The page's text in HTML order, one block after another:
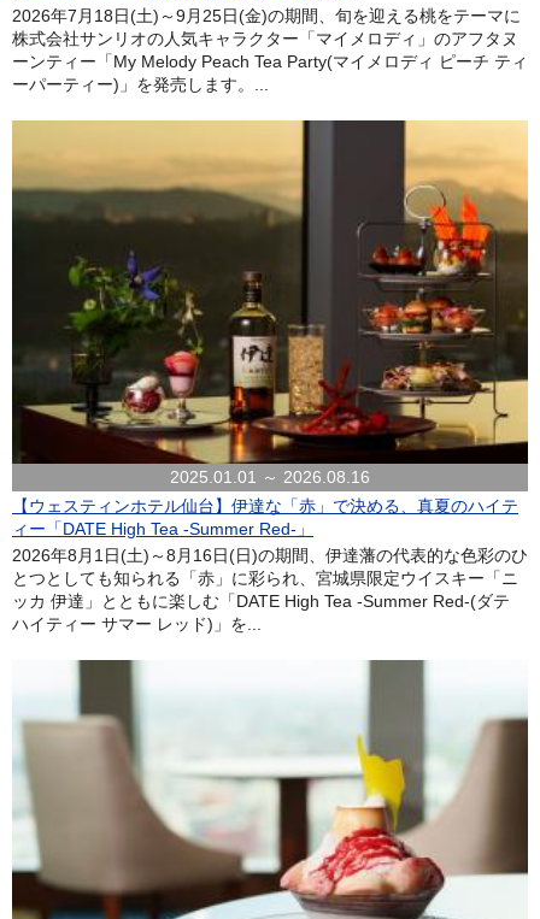
2026年7月18日(土)～9月25日(金)の期間、旬を迎える桃をテーマに
株式会社サンリオの人気キャラクター「マイメロディ」のアフタヌ
ーンティー「My Melody Peach Tea Party(マイメロディ ピーチ ティ
ーパーティー)」を発売します。...
2025.01.01 ～ 2026.08.16
【ウェスティンホテル仙台】伊達な「赤」で決める、真夏のハイテ
ィー「DATE High Tea -Summer Red-」
2026年8月1日(土)～8月16日(日)の期間、伊達藩の代表的な色彩のひ
とつとしても知られる「赤」に彩られ、宮城県限定ウイスキー「ニ
ッカ 伊達」とともに楽しむ「DATE High Tea -Summer Red-(ダテ
ハイティー サマー レッド)」を...